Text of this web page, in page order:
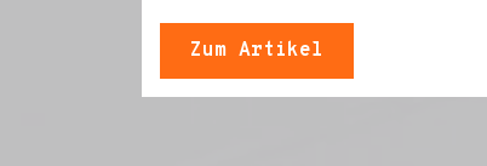
Zum Artikel